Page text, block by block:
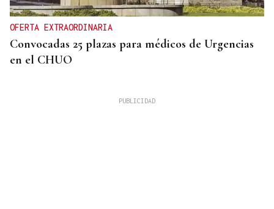
OFERTA EXTRAORDINARIA
Convocadas 25 plazas para médicos de Urgencias
en el CHUO